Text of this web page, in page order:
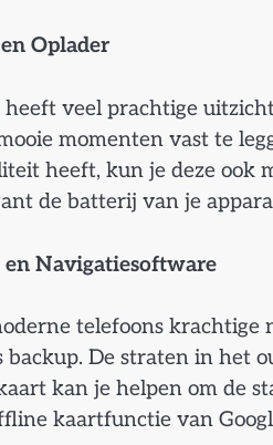
Oplader
heeft veel prachtige
momenten vast te
heeft, kun je deze ook
de batterij van je
en Navigatiesoftware
telefoons krachtige
backup. De straten in het
kan je helpen om de
kaartfunctie van